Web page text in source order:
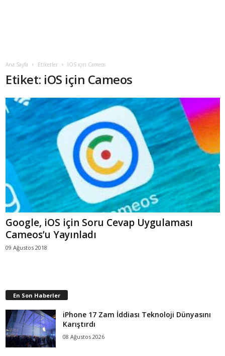
Ana Sayfa Etiketler IOS için Cameos
Etiket: iOS için Cameos
Google, iOS için Soru Cevap Uygulaması
Cameos’u Yayınladı
09 Ağustos 2018
En Son Haberler
iPhone 17 Zam İddiası Teknoloji Dünyasını
Karıştırdı
08 Ağustos 2026